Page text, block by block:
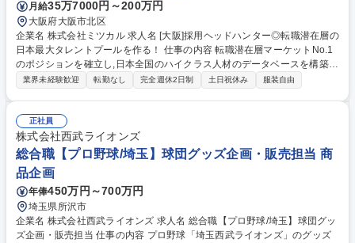
月給35万7000円～200万円
大阪府大阪市北区
企業名 株式会社ミツカル 求人名 [大阪]採用ヘッドハンター◎転職潜在層の
日本最大タレントプールを作る！ 仕事の内容 転職潜在層マーケットNo.1
のポジションを確立し,日本全国のハイクラス人材のデータベースを構築,
そのデータとM&A事業を掛け合わせたサーチファーム等も視野に入れた事
ポイント”でアプローチし,新たなキャリアを提示していく仕事です。■クラ
イアントは経営層,ターゲットは大手企業の役職層です。■そういった方々
に対して,今後のキャリアの展望を伺いながら,紹介予定の企業が合致して
いればご紹介を差し上げ,クライアントとのマッチングを創出します。 募
集職種 [大阪]採用ヘッドハンター◎転職潜在層の日本最大タレントプール
を作る！
業界未経験歓迎 転勤なし 完全週休2日制 土日祝休み 服装自由
正社員
株式会社西武ライオンズ
総合職【プロ野球/埼玉】球団グッズ企画・販売担当 商
品企画
年俸450万円～700万円
埼玉県所沢市
企業名 株式会社西武ライオンズ 求人名 総合職【プロ野球/埼玉】球団グッ
ズ企画・販売担当 仕事の内容 プロ野球「埼玉西武ライオンズ」のグッズ